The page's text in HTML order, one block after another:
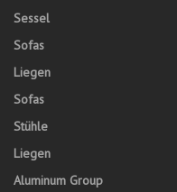
Sessel
Sofas
Liegen
Sofas
Stühle
Liegen
Aluminum Group